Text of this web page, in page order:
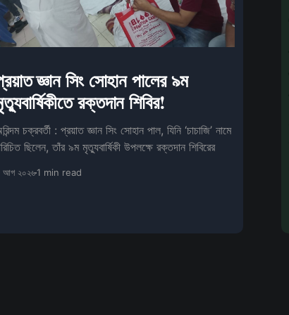
জ্ঞান সিং সোহান পালের ৯ম
রক্তদান শিবির!
চক্রবর্তী : প্রয়াত জ্ঞান সিং সোহান পাল, যিনি ‘চাচাজি’ নামে
ছিলেন, তাঁর ৯ম মৃত্যুবার্ষিকী উপলক্ষে রক্তদান শিবিরের
আগ ২০২৬1 min read